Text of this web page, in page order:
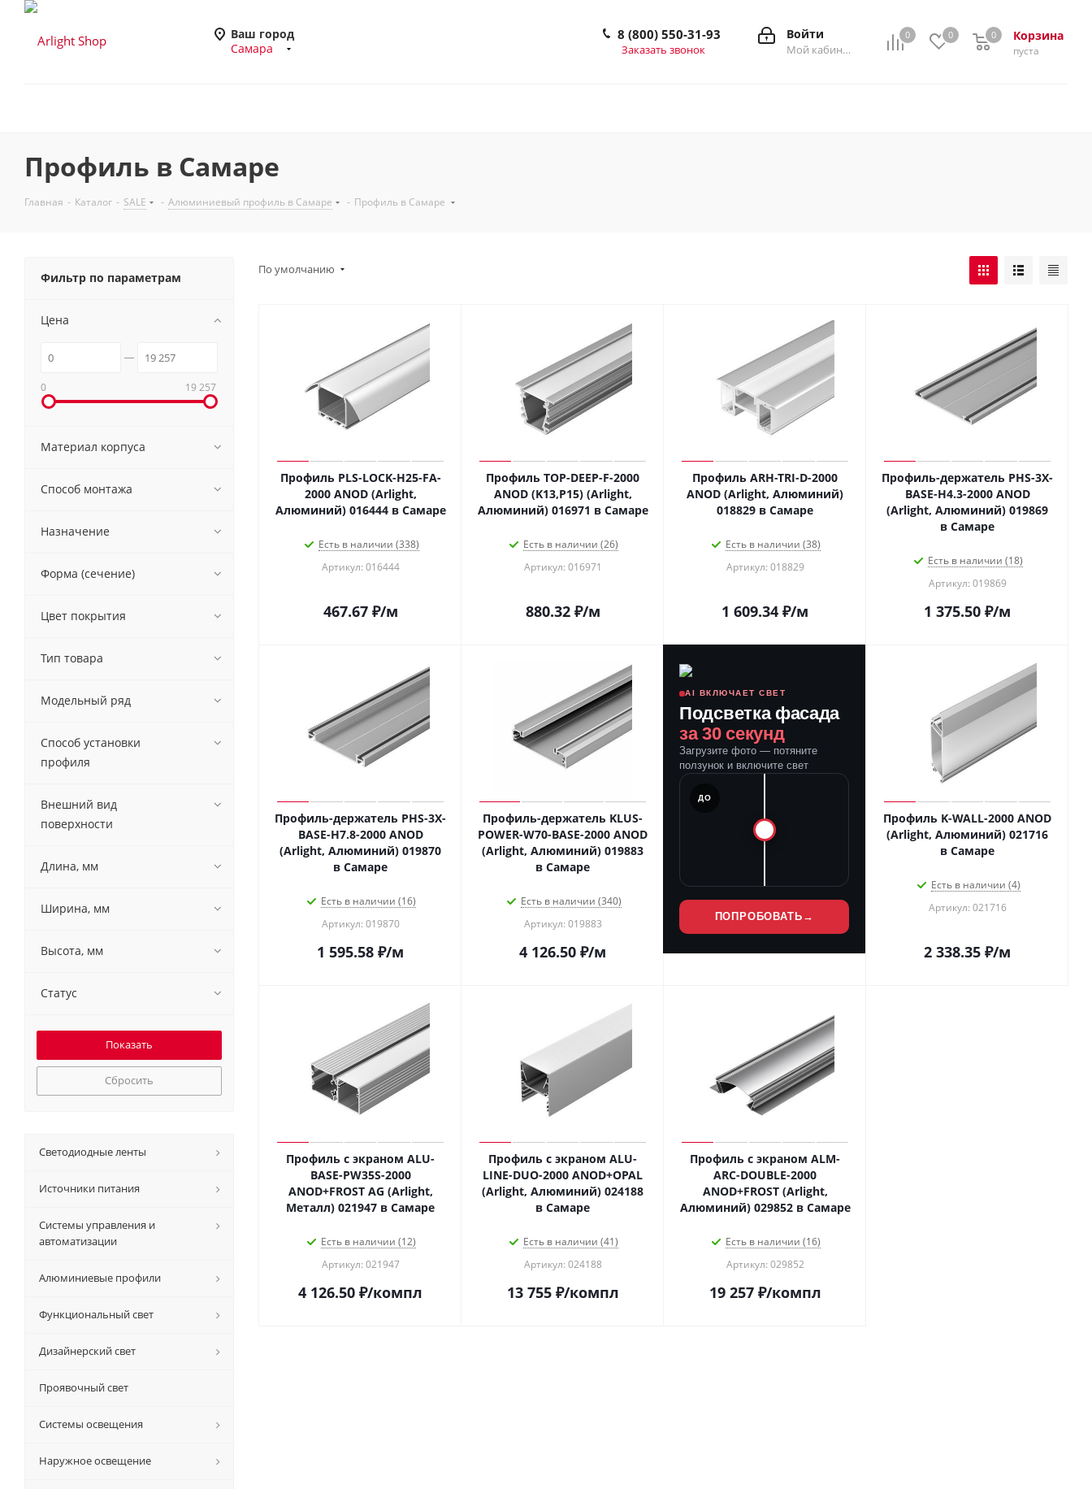
Ваш город
Самара
0 0 Корзина
0
пуста
0
Войти
Мой кабинет
8 (800) 550-31-93
Заказать звонок
Профиль в Самаре
Главная - Каталог - SALE - Алюминиевый профиль в Самаре - Профиль в Самаре
По умолчанию
Профиль PLS-LOCK-H25-FA-
2000 ANOD (Arlight,
Алюминий) 016444 в Самаре
Есть в наличии (338)
Артикул: 016444
467.67₽/м
Профиль TOP-DEEP-F-2000
ANOD (K13,P15) (Arlight,
Алюминий) 016971 в Самаре
Есть в наличии (26)
Артикул: 016971
880.32₽/м
Профиль ARH-TRI-D-2000
ANOD (Arlight, Алюминий)
018829 в Самаре
Есть в наличии (38)
Артикул: 018829
1 609.34 ₽/м
Профиль-держатель PHS-3X-
BASE-H4.3-2000 ANOD
(Arlight, Алюминий) 019869
в Самаре
Есть в наличии (18)
Артикул: 019869
1 375.50 ₽/м
Профиль-держатель PHS-3X-
BASE-H7.8-2000 ANOD
(Arlight, Алюминий) 019870
в Самаре
Есть в наличии (16)
Артикул: 019870
1 595.58 ₽/м
Профиль-держатель KLUS-
POWER-W70-BASE-2000 ANOD
(Arlight, Алюминий) 019883
в Самаре
Есть в наличии (340)
Артикул: 019883
4 126.50 ₽/м
AI ВКЛЮЧАЕТ СВЕТ
Подсветка фасада
за 30 секунд
Загрузите фото — потяните
ползунок и включите свет
ДО
ПОПРОБОВАТЬ →
Профиль K-WALL-2000 ANOD
(Arlight, Алюминий) 021716
в Самаре
Есть в наличии (4)
Артикул: 021716
2 338.35 ₽/м
Профиль с экраном ALU-
BASE-PW35S-2000
ANOD+FROST AG (Arlight,
Металл) 021947 в Самаре
Есть в наличии (12)
Артикул: 021947
4 126.50 ₽/компл
Профиль с экраном ALU-
LINE-DUO-2000 ANOD+OPAL
(Arlight, Алюминий) 024188
в Самаре
Есть в наличии (41)
Артикул: 024188
13 755₽/компл
Профиль с экраном ALM-
ARC-DOUBLE-2000
ANOD+FROST (Arlight,
Алюминий) 029852 в Самаре
Есть в наличии (16)
Артикул: 029852
19 257₽/компл
Фильтр по параметрам
Цена
0 19 257
Материал корпуса
Способ монтажа
Назначение
Форма (сечение)
Цвет покрытия
Тип товара
Модельный ряд
Способ установки
профиля
Внешний вид
поверхности
Длина, мм
Ширина, мм
Высота, мм
Статус
Сбросить
Светодиодные ленты
Источники питания
Системы управления и
автоматизации
Алюминиевые профили
Функциональный свет
Дизайнерский свет
Проявочный свет
Системы освещения
Наружное освещение